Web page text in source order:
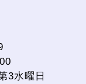
3水曜日